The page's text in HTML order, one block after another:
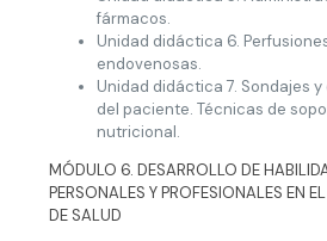
fármacos.
Unidad didáctica 6.
endovenosas.
Unidad didáctica 7. Sondajes
del paciente. Técnicas de
nutricional.
MÓDULO 6. DESARROLLO DE
PERSONALES Y PROFESIONALES EN
DE SALUD